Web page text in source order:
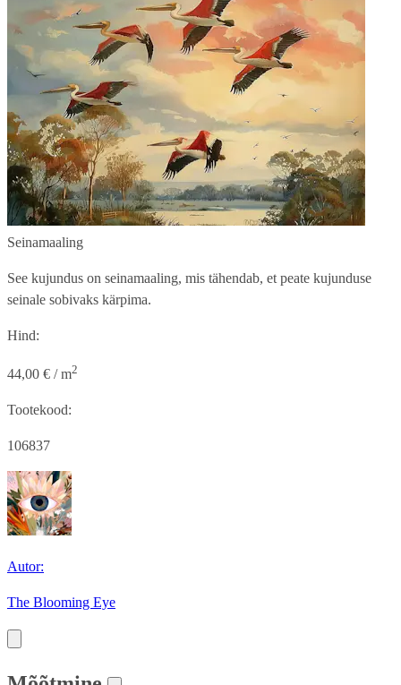
Seinamaaling
See kujundus on seinamaaling, mis tähendab, et peate kujunduse
seinale sobivaks kärpima.
Hind:
44,00 € / m2
Tootekood:
106837
Autor:
The Blooming Eye